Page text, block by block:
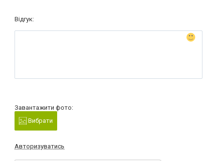
Відгук:
Завантажити фото:
Вибрати
Авторизуватись